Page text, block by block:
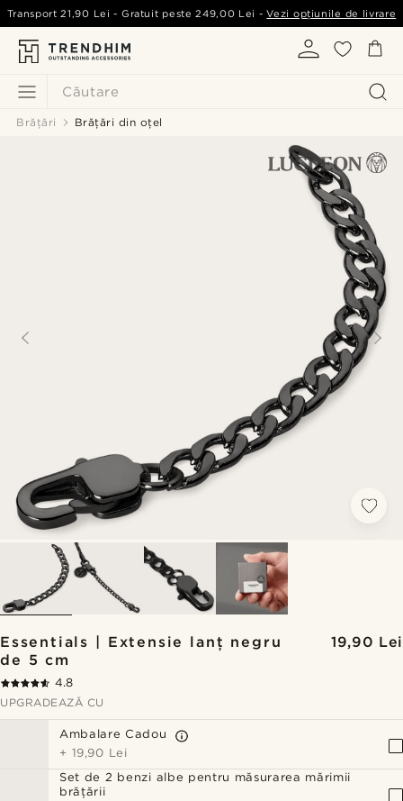
Căutare
Transport 21,90 Lei - Gratuit peste249,00 Lei -Vezi opțiunile de livrare
Brățări Brățări din oțel
Essentials | Extensie lanț negru
de 5 cm
19,90 Lei
4.8
UPGRADEAZĂ CU
Ambalare Cadou
+ 19,90 Lei
Set de 2 benzi albe pentru măsurarea mărimii
brățării